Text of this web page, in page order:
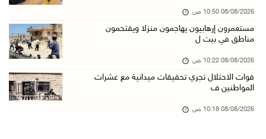
08/آب/2026 09:09 ص
ارتفاع أسعار النفط
08/آب/2026 08:21 ص
حالة الطقس: ارتفاع طفيف وموجة حر شديدة اعتبار ...
08/08/2026 10:50 ص
مستعمرون إرهابيون يهاجمون منزلا ويقتحمون
مناطق في بيت ل
08/08/2026 10:22 ص
قوات الاحتلال تجري تحقيقات ميدانية مع عشرات
المواطنين ف
08/08/2026 10:18 ص